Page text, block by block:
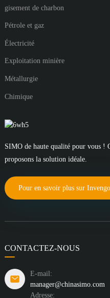
gisement de charbon
Pétrole et gaz
Électricité
Exploitation minière
Métallurgie
Chimique
SIMO de haute qualité pour vous !
proposons la solution idéale.
Pour en savoir plus sur Invengo
CONTACTEZ-NOUS
E-mail:
manager@chinasimo.com
Adresse: